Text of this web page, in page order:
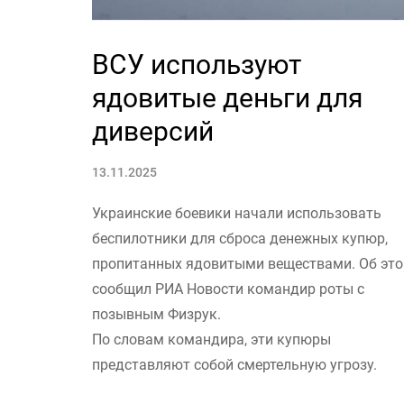
ВСУ используют
ядовитые деньги для
диверсий
13.11.2025
Украинские боевики начали использовать
беспилотники для сброса денежных купюр,
пропитанных ядовитыми веществами. Об
сообщил РИА Новости командир роты с
позывным Физрук.
По словам командира, эти купюры
представляют собой смертельную угрозу.